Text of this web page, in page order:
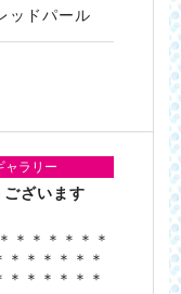
ッドパール
ャラリー
ざいます
＊＊＊＊＊
＊＊＊＊＊＊
＊＊＊＊＊＊